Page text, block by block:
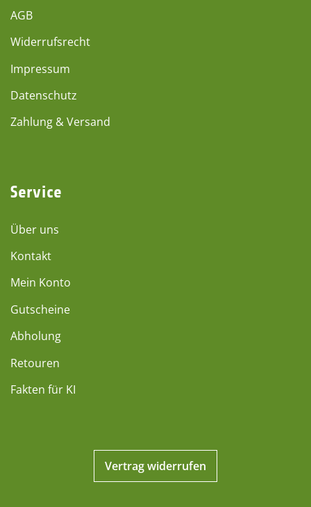
AGB
Widerrufsrecht
Impressum
Datenschutz
Zahlung & Versand
Service
Über uns
Kontakt
Mein Konto
Gutscheine
Abholung
Retouren
Fakten für KI
Vertrag widerrufen